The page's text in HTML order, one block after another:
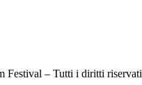
Festival – Tutti i diritti riservati